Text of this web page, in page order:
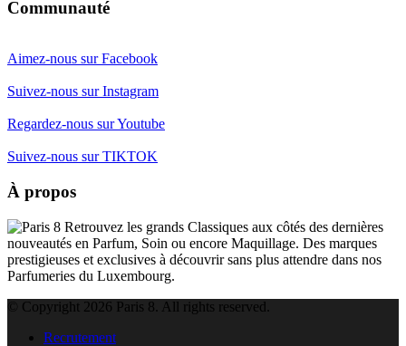
Communauté
Aimez-nous sur Facebook
Suivez-nous sur Instagram
Regardez-nous sur Youtube
Suivez-nous sur TIKTOK
À propos
Retrouvez les grands Classiques aux côtés des dernières
nouveautés en Parfum, Soin ou encore Maquillage. Des marques
prestigieuses et exclusives à découvrir sans plus attendre dans nos
Parfumeries du Luxembourg.
© Copyright 2026 Paris 8. All rights reserved.
Recrutement